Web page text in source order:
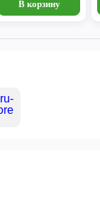
В корзину